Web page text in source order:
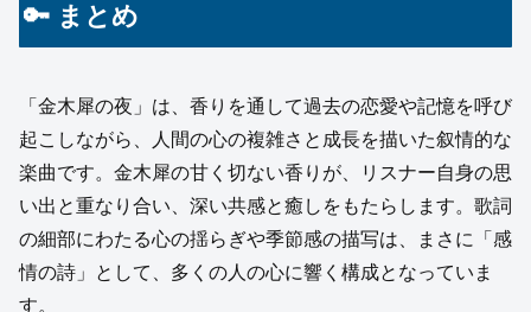
🔑 まとめ
「金木犀の夜」は、香りを通して過去の恋愛や記憶を呼び
起こしながら、人間の心の複雑さと成長を描いた叙情的な
楽曲です。金木犀の甘く切ない香りが、リスナー自身の思
い出と重なり合い、深い共感と癒しをもたらします。歌詞
の細部にわたる心の揺らぎや季節感の描写は、まさに「感
情の詩」として、多くの人の心に響く構成となっていま
す。